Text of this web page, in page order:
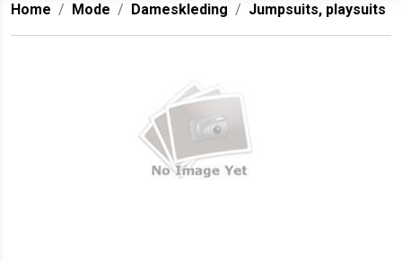
Home Mode Dameskleding Jumpsuits, playsuits